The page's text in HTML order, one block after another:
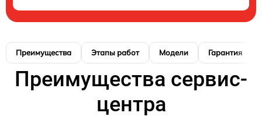
Преимущества Этапы работ Модели Гарантия
Преимущества сервис-
центра